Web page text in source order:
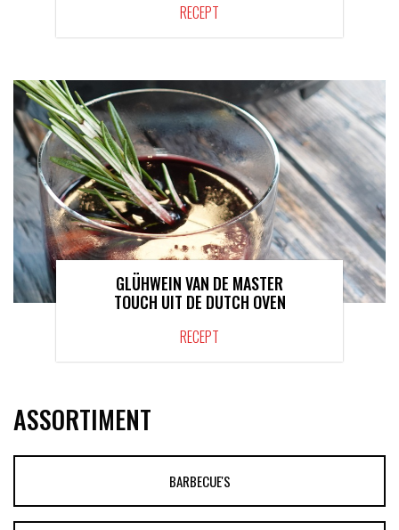
RECEPT
GLÜHWEIN VAN DE MASTER
TOUCH UIT DE DUTCH OVEN
RECEPT
ASSORTIMENT
BARBECUE'S